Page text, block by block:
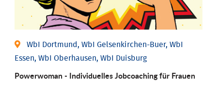
WbI Dortmund, WbI Gelsenkirchen-Buer, WbI
Essen, WbI Oberhausen, WbI Duisburg
Powerwoman - Individu­elles Job­coaching für Frauen